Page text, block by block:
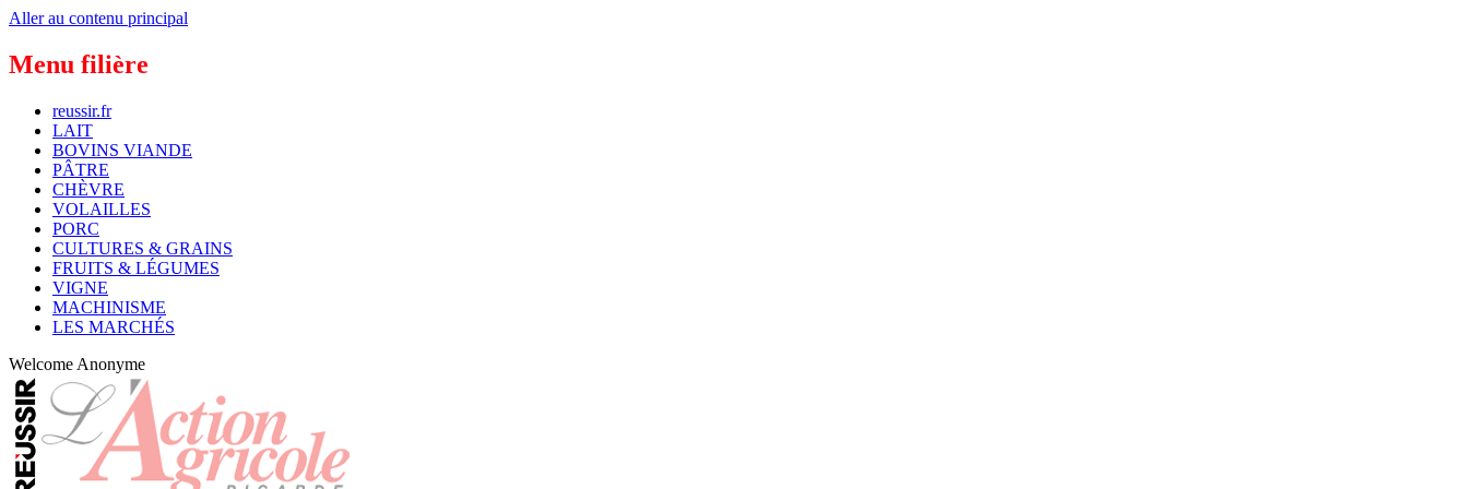
Aller au contenu principal
Menu filière
reussir.fr
LAIT
BOVINS VIANDE
PÂTRE
CHÈVRE
VOLAILLES
PORC
CULTURES & GRAINS
FRUITS & LÉGUMES
VIGNE
MACHINISME
LES MARCHÉS
Welcome Anonyme